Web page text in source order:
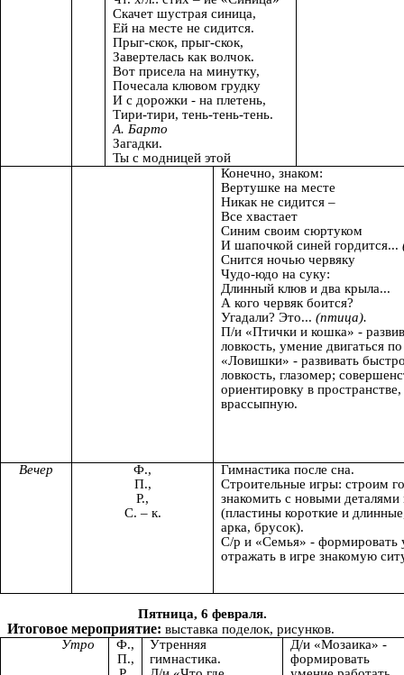
Скачет шустрая синица,
Ей на месте не сидится.
Прыг-скок, прыг-скок,
Завертелась как волчок.
Вот присела на минутку,
Почесала клювом грудку
И с дорожки - на плетень,
Тири-тири, тень-тень-тень.
А. Барто
Загадки.
Ты с модницей этой
Конечно, знаком:
Вертушке на месте
Никак не сидится –
Все хвастает
Синим своим сюртуком
И шапочкой синей гордится...
Снится ночью червяку
Чудо-юдо на суку:
Длинный клюв и два крыла...
А кого червяк боится?
Угадали? Это... (птица).
П/и «Птички и кошка» -
ловкость, умение двигаться
«Ловишки» - развивать
ловкость, глазомер;
ориентировку в пространстве,
врассыпную.
Вечер
Ф.,
П.,
Р.,
С. – к.
Гимнастика после сна.
Строительные игры: строим
знакомить с новыми деталями
(пластины короткие и
арка, брусок).
С/р и «Семья» - формировать
отражать в игре знакомую
Пятница, 6 февраля.
Итоговое мероприятие: выставка поделок, рисунков.
Утро
Ф.,
П.,
Утренняя
гимнастика.
Д/и «Мозаика» -
формировать